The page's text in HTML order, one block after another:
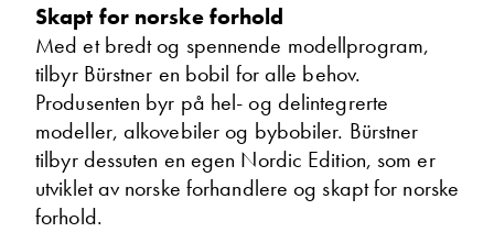
Morten Knutsen
Salgssjef
Vis telefon
Vis epost
Skapt for norske forhold
Med et bredt og spennende modellprogram,
tilbyr Bürstner en bobil for alle behov.
Produsenten byr på hel- og delintegrerte
modeller, alkovebiler og bybobiler. Bürstner
tilbyr dessuten en egen Nordic Edition, som er
utviklet av norske forhandlere og skapt for norske
forhold.